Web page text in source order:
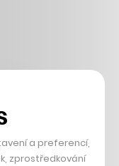
a preferencí,
zprostředkování